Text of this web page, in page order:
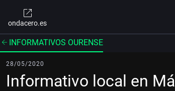
ondacero.es
INFORMATIVOS OURENSE
28/05/2020
Informativo local en